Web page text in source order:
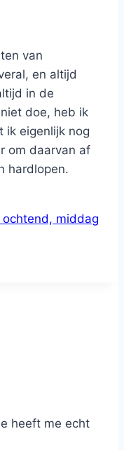
van
en altijd
in de
doe, heb ik
ik eigenlijk nog
om daarvan af
hardlopen.
middag
heeft me echt